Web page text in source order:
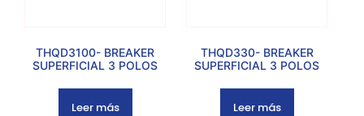
THQD3100- BREAKER
SUPERFICIAL 3 POLOS
Leer más
THQD330- BREAKER
SUPERFICIAL 3 POLOS
Leer más